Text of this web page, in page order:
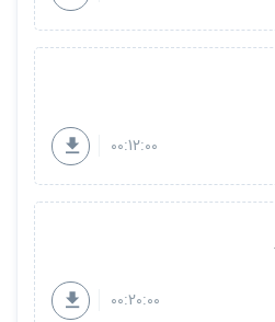
00:12:00
00:20:00